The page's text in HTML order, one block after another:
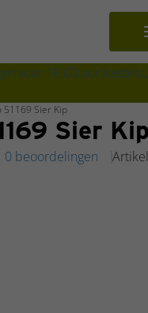
voor 16:00 uur
51169 Sier Kip
Sier Kip
0 beoordelingen